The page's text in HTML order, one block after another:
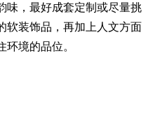
，最好成套定制或尽量挑
软装饰品，再加上人文方面
境的品位。